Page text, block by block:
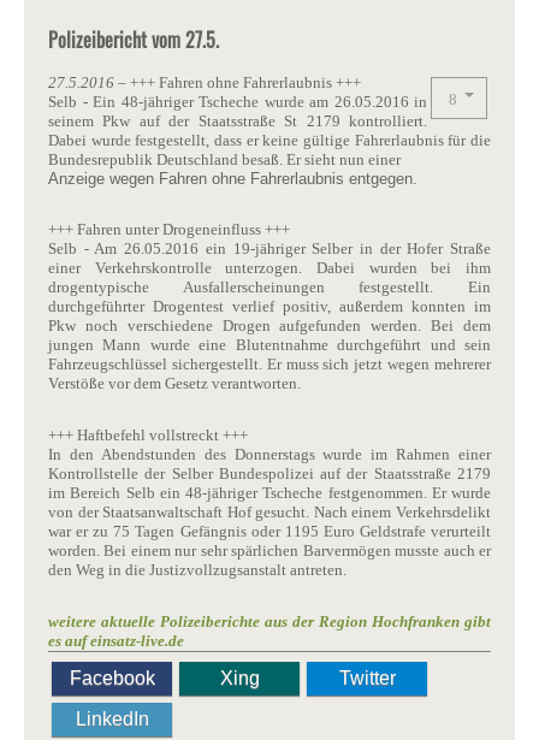
Polizeibericht vom 27.5.
27.5.2016 – +++ Fahren ohne Fahrerlaubnis +++
Selb - Ein 48-jähriger Tscheche wurde am 26.05.2016 in
seinem Pkw auf der Staatsstraße St 2179 kontrolliert.
Dabei wurde festgestellt, dass er keine gültige Fahrerlaubnis für die
Bundesrepublik Deutschland besaß. Er sieht nun einer
Anzeige wegen Fahren ohne Fahrerlaubnis entgegen.
+++ Fahren unter Drogeneinfluss +++
Selb - Am 26.05.2016 ein 19-jähriger Selber in der Hofer Straße
einer Verkehrskontrolle unterzogen. Dabei wurden bei ihm
drogentypische Ausfallerscheinungen festgestellt. Ein
durchgeführter Drogentest verlief positiv, außerdem konnten im
Pkw noch verschiedene Drogen aufgefunden werden. Bei dem
jungen Mann wurde eine Blutentnahme durchgeführt und sein
Fahrzeugschlüssel sichergestellt. Er muss sich jetzt wegen mehrerer
Verstöße vor dem Gesetz verantworten.
+++ Haftbefehl vollstreckt +++
In den Abendstunden des Donnerstags wurde im Rahmen einer
Kontrollstelle der Selber Bundespolizei auf der Staatsstraße 2179
im Bereich Selb ein 48-jähriger Tscheche festgenommen. Er wurde
von der Staatsanwaltschaft Hof gesucht. Nach einem Verkehrsdelikt
war er zu 75 Tagen Gefängnis oder 1195 Euro Geldstrafe verurteilt
worden. Bei einem nur sehr spärlichen Barvermögen musste auch er
den Weg in die Justizvollzugsanstalt antreten.
weitere aktuelle Polizeiberichte aus der Region Hochfranken gibt
es auf einsatz-live.de
Facebook Xing
Twitter
LinkedIn